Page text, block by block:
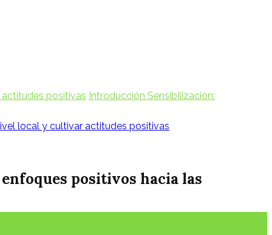
positivas Introducción Sensibilización:
local y cultivar actitudes positivas
positivos hacia las